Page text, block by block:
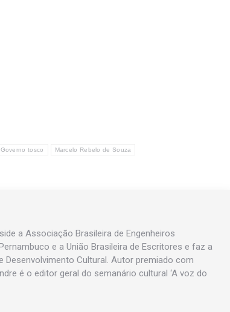
Governo tosco Marcelo Rebelo de Souza
a Associação Brasileira de Engenheiros
e a União Brasileira de Escritores e faz a
Desenvolvimento Cultural. Autor premiado com
é o editor geral do semanário cultural ‘A voz do